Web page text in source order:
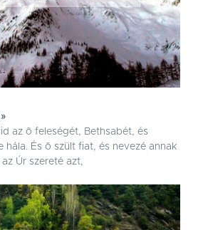
az õ feleségét, Bethsabét, és
hála. És õ szült fiat, és nevezé annak
Úr szereté azt,